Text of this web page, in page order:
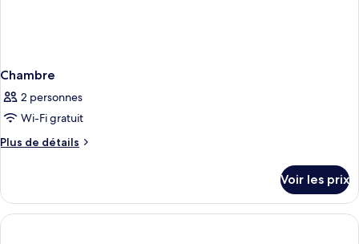
Chambre
2 personnes
Wi-Fi gratuit
Plus de détails
Plus
le
type
de
Voir les prix